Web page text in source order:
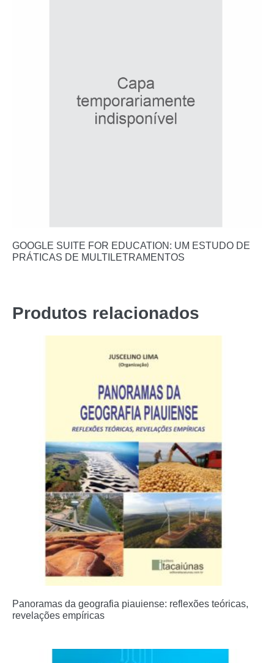
GOOGLE SUITE FOR EDUCATION: UM ESTUDO DE
PRÁTICAS DE MULTILETRAMENTOS
Produtos relacionados
Panoramas da geografia piauiense: reflexões teóricas,
revelações empíricas